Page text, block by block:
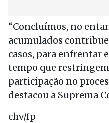
“Concluímos, no
acumulados
casos, para enfrentar
tempo que
participação no
destacou a Suprema
chv/fp